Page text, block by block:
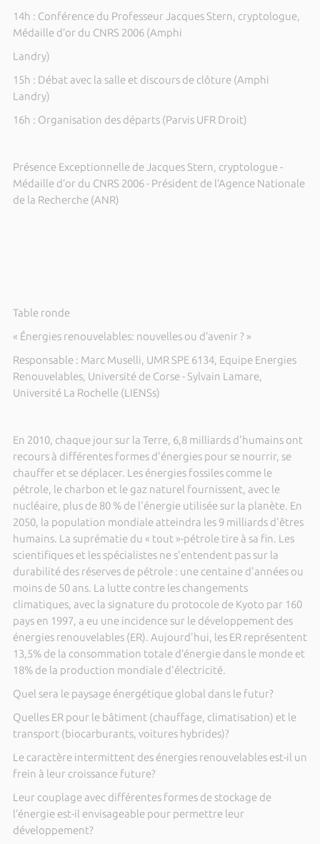
14h : Conférence du Professeur Jacques Stern, cryptologue,
Médaille d’or du CNRS 2006 (Amphi
Landry)
15h : Débat avec la salle et discours de clôture (Amphi
Landry)
16h : Organisation des départs (Parvis UFR Droit)
Présence Exceptionnelle de Jacques Stern, cryptologue -
Médaille d’or du CNRS 2006 - Président de l’Agence Nationale
de la Recherche (ANR)
Table ronde
« Énergies renouvelables: nouvelles ou d’avenir ? »
Responsable : Marc Muselli, UMR SPE 6134, Equipe Energies
Renouvelables, Université de Corse - Sylvain Lamare,
Université La Rochelle (LIENSs)
En 2010, chaque jour sur la Terre, 6,8 milliards d'humains ont
recours à différentes formes d'énergies pour se nourrir, se
chauffer et se déplacer. Les énergies fossiles comme le
pétrole, le charbon et le gaz naturel fournissent, avec le
nucléaire, plus de 80 % de l'énergie utilisée sur la planète. En
2050, la population mondiale atteindra les 9 milliards d'êtres
humains. La suprématie du « tout »-pétrole tire à sa fin. Les
scientifiques et les spécialistes ne s'entendent pas sur la
durabilité des réserves de pétrole : une centaine d'années ou
moins de 50 ans. La lutte contre les changements
climatiques, avec la signature du protocole de Kyoto par 160
pays en 1997, a eu une incidence sur le développement des
énergies renouvelables (ER). Aujourd'hui, les ER représentent
13,5% de la consommation totale d’énergie dans le monde et
18% de la production mondiale d'électricité.
Quel sera le paysage énergétique global dans le futur?
Quelles ER pour le bâtiment (chauffage, climatisation) et le
transport (biocarburants, voitures hybrides)?
Le caractère intermittent des énergies renouvelables est-il un
frein à leur croissance future?
Leur couplage avec différentes formes de stockage de
l’énergie est-il envisageable pour permettre leur
développement?